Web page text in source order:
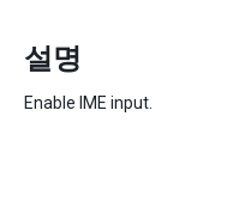
설명
Enable IME input.